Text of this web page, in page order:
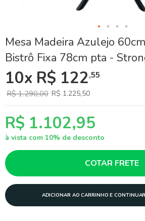
Mesa Madeira Azulejo
Bistrô Fixa 78cm pta -
10x R$ 122,55
R$ 1.290,00 R$ 1.225,50
R$ 1.102,95
à vista com 10% de desconto
COTAR FRETE
ADICIONAR AO CARRINHO E
Skip
to
the
of
the
images